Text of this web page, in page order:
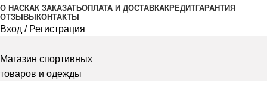
О НАСКАК ЗАКАЗАТЬОПЛАТА И ДОСТАВКАКРЕДИТГАРАНТИЯ
ОТЗЫВЫ КОНТАКТЫ
Вход / Регистрация
Магазин спортивных
товаров и одежды